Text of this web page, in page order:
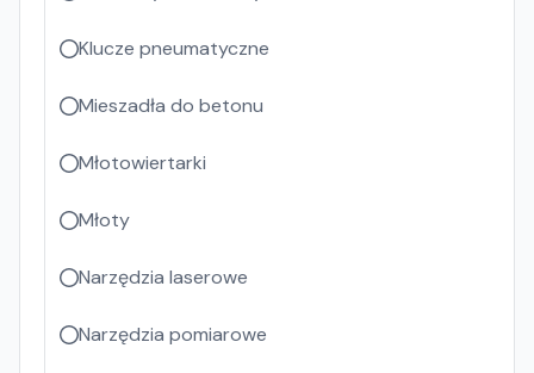
Klucze pneumatyczne
Mieszadła do betonu
Młotowiertarki
Młoty
Narzędzia laserowe
Narzędzia pomiarowe